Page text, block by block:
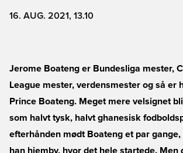
16. AUG. 2021, 13.10
Jerome Boateng er Bundesliga mester,
League mester, verdensmester og så er
Prince Boateng. Meget mere velsignet
som halvt tysk, halvt ghanesisk
efterhånden mødt Boateng et par
han hjemby, hvor det hele startede. Men